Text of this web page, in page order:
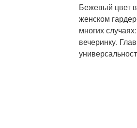
Бежевый цвет
женском
многих
вечеринку.